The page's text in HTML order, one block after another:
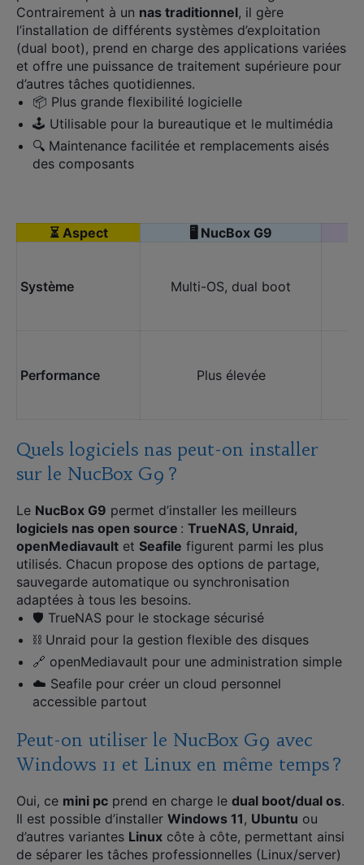
Contrairement à un nas traditionnel, il gère
l’installation de différents systèmes d’exploitation
(dual boot), prend en charge des applications variées
et offre une puissance de traitement supérieure pour
d’autres tâches quotidiennes.
📦 Plus grande flexibilité logicielle
🕹️ Utilisable pour la bureautique et le multimédia
🔍 Maintenance facilitée et remplacements aisés
des composants
⏳ Aspect 🖥️ NucBox G9
Système Multi-OS, dual boot
Performance Plus élevée
Quels logiciels nas peut-on installer
sur le NucBox G9 ?
Le NucBox G9 permet d’installer les meilleurs
logiciels nas open source : TrueNAS, Unraid,
openMediavault et Seafile figurent parmi les plus
utilisés. Chacun propose des options de partage,
sauvegarde automatique ou synchronisation
adaptées à tous les besoins.
🛡️ TrueNAS pour le stockage sécurisé
⛓️ Unraid pour la gestion flexible des disques
🔗 openMediavault pour une administration simple
☁️ Seafile pour créer un cloud personnel
accessible partout
Peut-on utiliser le NucBox G9 avec
Windows 11 et Linux en même temps ?
Oui, ce mini pc prend en charge le dual boot/dual os.
Il est possible d’installer Windows 11, Ubuntu ou
d’autres variantes Linux côte à côte, permettant ainsi
de séparer les tâches professionnelles (Linux/server)